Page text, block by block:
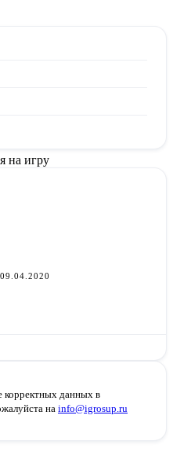
на игру
данных в
на info@igrosup.ru